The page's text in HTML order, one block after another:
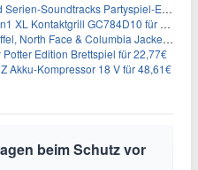
Soundtracks Partyspiel-Erweiterung für 6,99€
Kontaktgrill GC784D10 für 239,99€
Face & Columbia Jacken ab 39,60€
Edition Brettspiel für 22,77€
Akku-Kompressor 18 V für 48,61€
beim Schutz vor